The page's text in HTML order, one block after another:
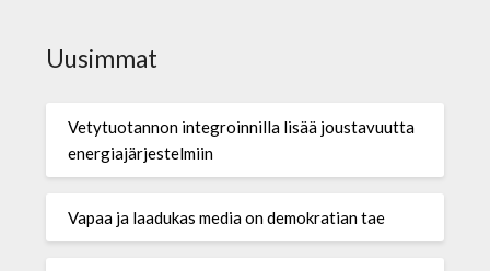
Uusimmat
Vetytuotannon integroinnilla lisää joustavuutta
energiajärjestelmiin
Vapaa ja laadukas media on demokratian tae